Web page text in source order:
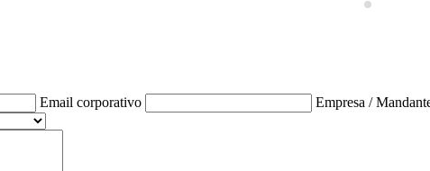
Email corporativo Empresa /